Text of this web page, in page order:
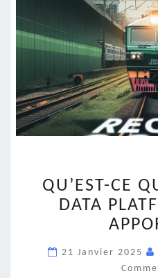
QU’EST-CE
DATA
21 Janvier 2025